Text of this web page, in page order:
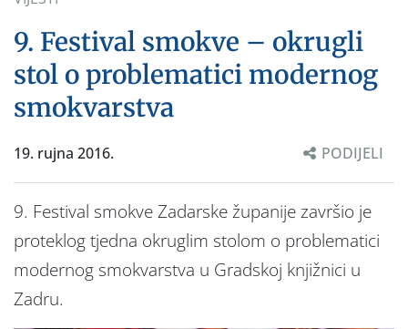
9. Festival smokve – okrugli
stol o problematici modernog
smokvarstva
19. rujna 2016. PODIJELI
9. Festival smokve Zadarske županije završio je
proteklog tjedna okruglim stolom o problematici
modernog smokvarstva u Gradskoj knjižnici u
Zadru.